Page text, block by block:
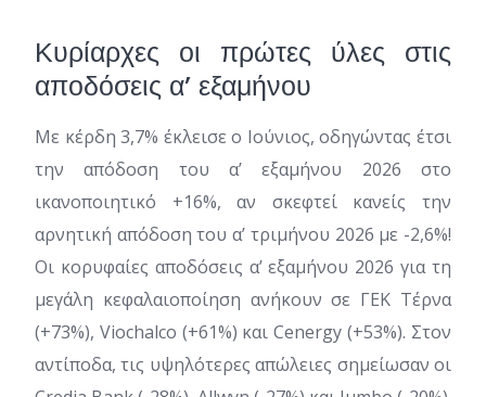
Κυρίαρχες οι πρώτες ύλες στις
αποδόσεις α’ εξαμήνου
Με κέρδη 3,7% έκλεισε ο Ιούνιος, οδηγώντας έτσι
την απόδοση του α’ εξαμήνου 2026 στο
ικανοποιητικό +16%, αν σκεφτεί κανείς την
αρνητική απόδοση του α’ τριμήνου 2026 με -2,6%!
Οι κορυφαίες αποδόσεις α’ εξαμήνου 2026 για τη
μεγάλη κεφαλαιοποίηση ανήκουν σε ΓΕΚ Τέρνα
(+73%), Viochalco (+61%) και Cenergy (+53%). Στον
αντίποδα, τις υψηλότερες απώλειες σημείωσαν οι